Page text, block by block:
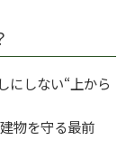
にしない“上から
物を守る最前